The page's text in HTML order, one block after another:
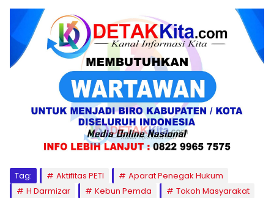
Tag: Aktifitas PETI
Aparat Penegak Hukum
H Darmizar
Kebun Pemda Tokoh Masyarakat